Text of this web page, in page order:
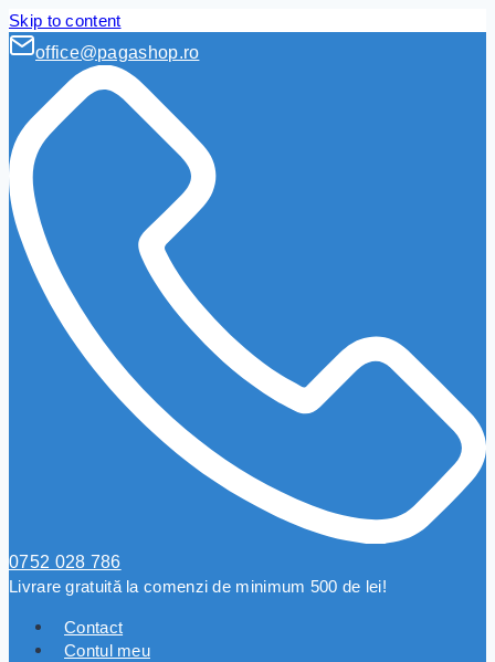
Skip to content
office@pagashop.ro
0752 028 786
Livrare gratuită la comenzi de minimum 500 de lei!
Contact
Contul meu